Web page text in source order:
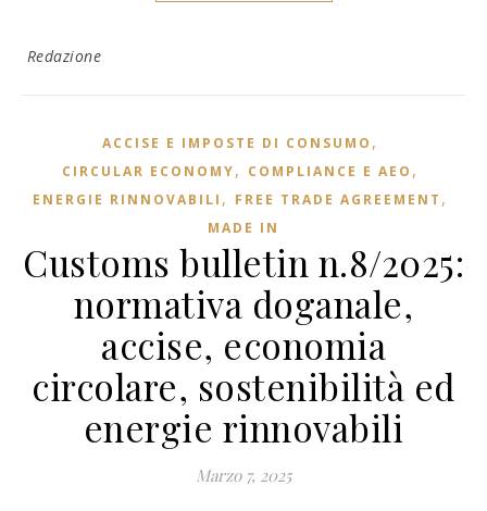
Redazione
ACCISE E IMPOSTE DI CONSUMO ,
CIRCULAR ECONOMY, COMPLIANCE E AEO ,
ENERGIE RINNOVABILI , FREE TRADE AGREEMENT ,
MADE IN
Customs bulletin n.8/2025:
normativa doganale,
accise, economia
circolare, sostenibilità ed
energie rinnovabili
Marzo 7, 2025